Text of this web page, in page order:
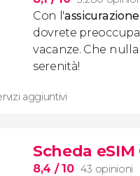
Con l'
dovrete
vacanze. Che
serenità!
aggiuntivi
Scheda
8,4 / 10 43 opinioni